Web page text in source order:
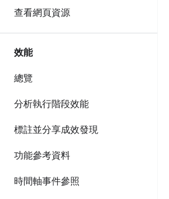
查看網頁資源
效能
總覽
分析執行階段效能
標註並分享成效發現
功能參考資料
時間軸事件參照